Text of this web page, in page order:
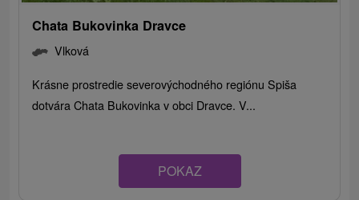
Chata Bukovinka Dravce
Vlková
Krásne prostredie severovýchodného regiónu Spiša
dotvára Chata Bukovinka v obci Dravce. V...
POKAZ